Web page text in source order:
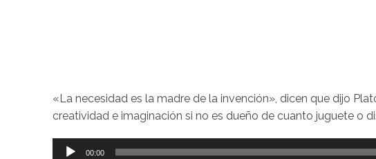
«La necesidad es la madre de la invención», dicen que dijo
creatividad e imaginación si no es dueño de cuanto juguete o
Reproductor
00:00